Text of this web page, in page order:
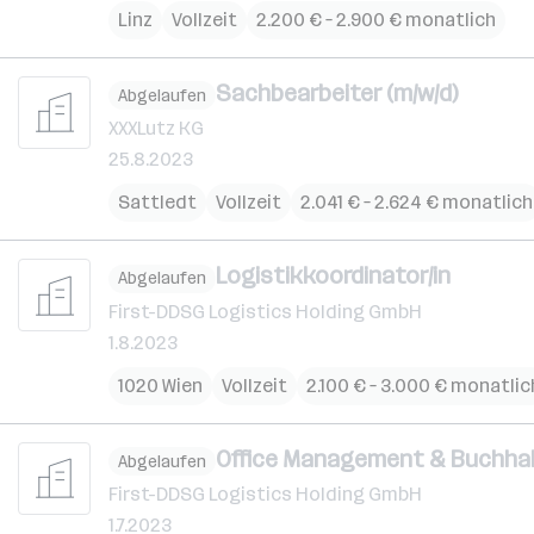
Linz
Vollzeit 2.200 € – 2.900 € monatlich
Abgelaufen Sachbearbeiter (m/w/d)
XXXLutz KG
25.8.2023
Sattledt
Vollzeit 2.041 € – 2.624 € monatlich
Abgelaufen Logistikkoordinator/in
First-DDSG Logistics Holding GmbH
1.8.2023
1020 Wien
Vollzeit 2.100 € – 3.000 €
Abgelaufen Office Management &
First-DDSG Logistics Holding GmbH
1.7.2023